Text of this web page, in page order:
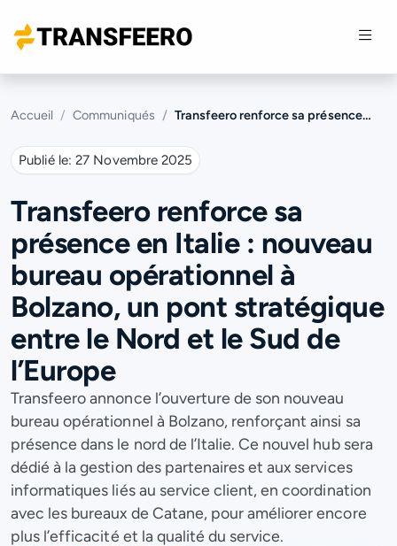
Accueil Communiqués Transfeero renforce sa présence en Italie : nouveau bureau opérationnel à Bolzano, un pont stratégique entre le Nord et le Sud de l’Europe
Publié le:27 Novembre 2025
Transfeero renforce sa
présence en Italie : nouveau
bureau opérationnel à
Bolzano, un pont stratégique
entre le Nord et le Sud de
l’Europe
Transfeero annonce l’ouverture de son nouveau
bureau opérationnel à Bolzano, renforçant ainsi sa
présence dans le nord de l’Italie. Ce nouvel hub sera
dédié à la gestion des partenaires et aux services
informatiques liés au service client, en coordination
avec les bureaux de Catane, pour améliorer encore
plus l’efficacité et la qualité du service.